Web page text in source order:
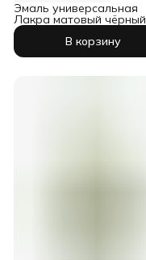
Эмаль универсальная
Лакра матовый чёрный
аэрозоль 520 мл
В корзину